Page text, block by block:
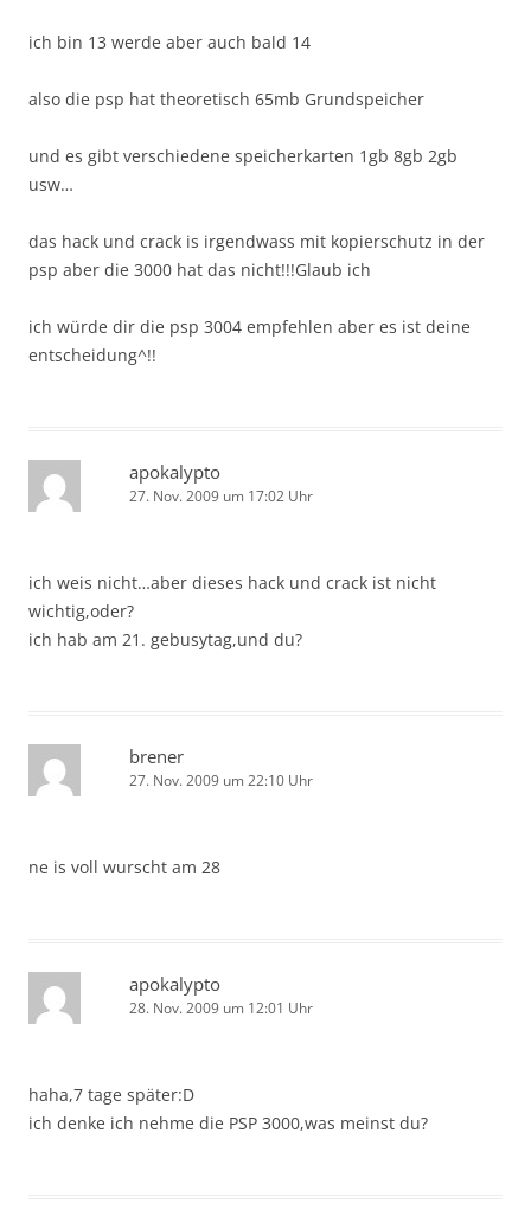
ich bin 13 werde aber auch bald 14
also die psp hat theoretisch 65mb Grundspeicher
und es gibt verschiedene speicherkarten 1gb 8gb 2gb
usw…
das hack und crack is irgendwass mit kopierschutz in der
psp aber die 3000 hat das nicht!!!Glaub ich
ich würde dir die psp 3004 empfehlen aber es ist deine
entscheidung^!!
apokalypto
27. Nov. 2009 um 17:02 Uhr
ich weis nicht…aber dieses hack und crack ist nicht
wichtig,oder?
ich hab am 21. gebusytag,und du?
brener
27. Nov. 2009 um 22:10 Uhr
ne is voll wurscht am 28
apokalypto
28. Nov. 2009 um 12:01 Uhr
haha,7 tage später:D
ich denke ich nehme die PSP 3000,was meinst du?